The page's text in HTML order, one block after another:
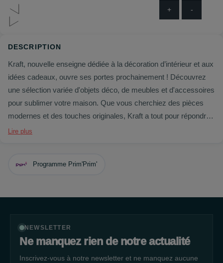
+ -
DESCRIPTION
Kraft, nouvelle enseigne dédiée à la décoration d’intérieur et aux
idées cadeaux, ouvre ses portes prochainement ! Découvrez
une sélection variée d'objets déco, de meubles et d'accessoires
pour sublimer votre maison. Que vous cherchiez des pièces
modernes et des touches originales, Kraft a tout pour répondre
à vos envies. Vous y trouverez également de nombreuses
votre quotidien !
Lire plus
Programme Prim'Prim'
NEWSLETTER
Ne manquez rien de notre actualité
Inscrivez-vous à notre newsletter et ne manquez aucune